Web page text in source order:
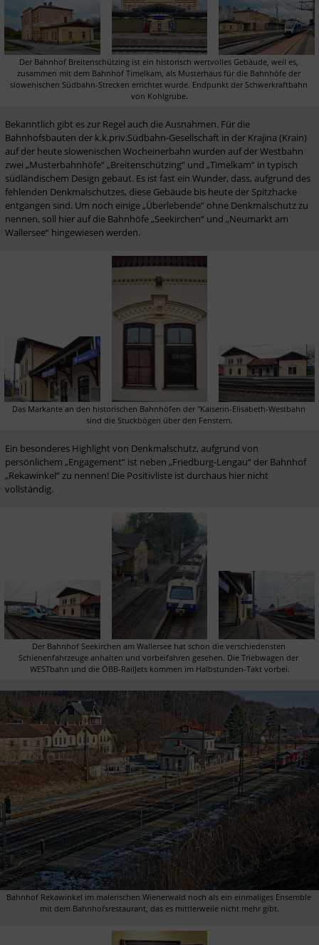
Der Bahnhof Breitenschützing ist ein historisch wertvolles Gebäude, weil es,
zusammen mit dem Bahnhof Timelkam, als Musterhaus für die Bahnhöfe der
slowenischen Südbahn-Strecken errichtet wurde. Endpunkt der Schwerkraftbahn
von Kohlgrube.
Bekanntlich gibt es zur Regel auch die Ausnahmen. Für die
Bahnhofsbauten der k.k.priv.Südbahn-Gesellschaft in der Krajina (Krain)
auf der heute slowenischen Wocheinerbahn wurden auf der Westbahn
zwei „Musterbahnhöfe“ „Breitenschützing“ und „Timelkam“ in typisch
südländischem Design gebaut. Es ist fast ein Wunder, dass, aufgrund des
fehlenden Denkmalschutzes, diese Gebäude bis heute der Spitzhacke
entgangen sind. Um noch einige „Überlebende“ ohne Denkmalschutz zu
nennen, soll hier auf die Bahnhöfe „Seekirchen“ und „Neumarkt am
Wallersee“ hingewiesen werden.
Das Markante an den historischen Bahnhöfen der "Kaiserin-Elisabeth-Westbahn
sind die Stuckbögen über den Fenstern.
Ein besonderes Highlight von Denkmalschutz, aufgrund von
persönlichem „Engagement“ ist neben „Friedburg-Lengau“ der Bahnhof
„Rekawinkel“ zu nennen! Die Positivliste ist durchaus hier nicht
vollständig.
Der Bahnhof Seekirchen am Wallersee hat schon die verschiedensten
Schienenfahrzeuge anhalten und vorbeifahren gesehen. Die Triebwagen der
WESTbahn und die ÖBB-RailJets kommen im Halbstunden-Takt vorbei.
Bahnhof Rekawinkel im malerischen Wienerwald noch als ein einmaliges Ensemble
mit dem Bahnhofsrestaurant, das es mittlerweile nicht mehr gibt.